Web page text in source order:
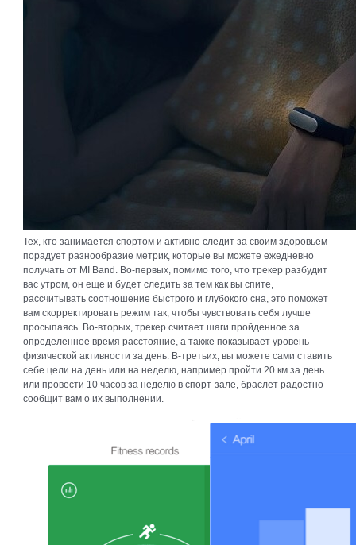
Тех, кто занимается спортом и активно следит за своим здоровьем
порадует разнообразие метрик, которые вы можете ежедневно
получать от MI Band. Во-первых, помимо того, что трекер разбудит
вас утром, он еще и будет следить за тем как вы спите,
рассчитывать соотношение быстрого и глубокого сна, это поможет
вам скорректировать режим так, чтобы чувствовать себя лучше
просыпаясь. Во-вторых, трекер считает шаги пройденное за
определенное время расстояние, а также показывает уровень
физической активности за день. В-третьих, вы можете сами ставить
себе цели на день или на неделю, например пройти 20 км за день
или провести 10 часов за неделю в спорт-зале, браслет радостно
сообщит вам о их выполнении.